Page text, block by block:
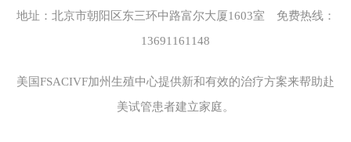
地址：北京市朝阳区东三环中路富尔大厦1603室 免费热线：
13691161148
美国FSACIVF加州生殖中心提供新和有效的治疗方案来帮助赴
美试管患者建立家庭。